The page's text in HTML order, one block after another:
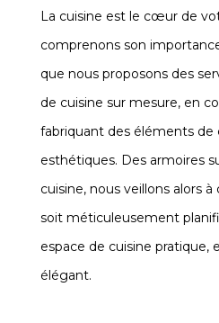
La cuisine est le cœur de
comprenons son
que nous proposons des
de cuisine sur mesure, en
fabriquant des éléments
esthétiques. Des armoires
cuisine, nous veillons alors
soit méticuleusement
espace de cuisine pratique,
élégant.